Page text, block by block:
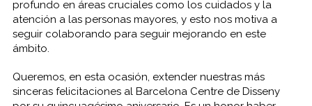
profundo en áreas cruciales como los cuidados y la
atención a las personas mayores, y esto nos motiva a
seguir colaborando para seguir mejorando en este
ámbito.
Queremos, en esta ocasión, extender nuestras más
sinceras felicitaciones al Barcelona Centre de Disseny